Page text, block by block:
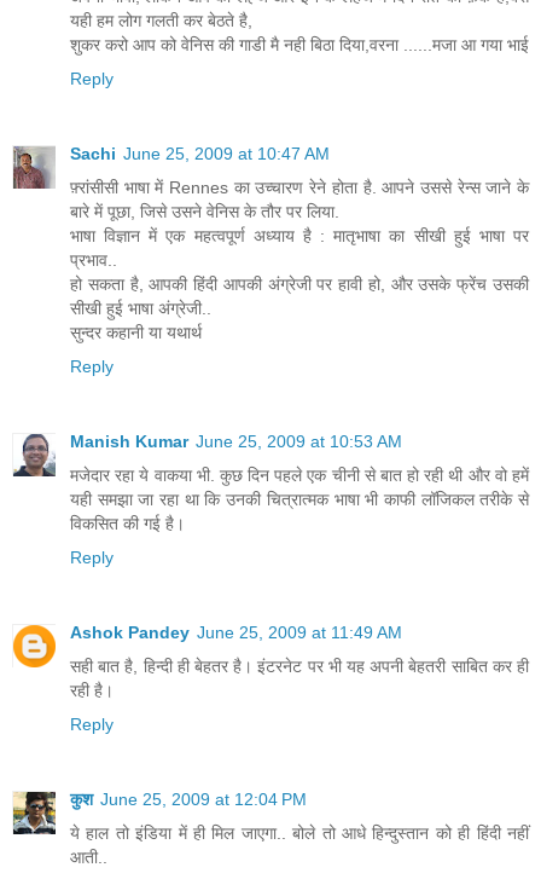
यही हम लोग गलती कर बेठते है,
शुकर करो आप को वेनिस की गाडी मै नही बिठा दिया,वरना ......मजा आ गया भाई
Reply
Sachi June 25, 2009 at 10:47 AM
फ़्रांसीसी भाषा में Rennes का उच्चारण रेने होता है. आपने उससे रेन्स जाने के
बारे में पूछा, जिसे उसने वेनिस के तौर पर लिया.
भाषा विज्ञान में एक महत्वपूर्ण अध्याय है : मातृभाषा का सीखी हुई भाषा पर
प्रभाव..
हो सकता है, आपकी हिंदी आपकी अंग्रेजी पर हावी हो, और उसके फ्रेंच उसकी
सीखी हुई भाषा अंग्रेजी..
सुन्दर कहानी या यथार्थ
Reply
Manish Kumar June 25, 2009 at 10:53 AM
मजेदार रहा ये वाकया भी. कुछ दिन पहले एक चीनी से बात हो रही थी और वो हमें
यही समझा जा रहा था कि उनकी चित्रात्मक भाषा भी काफी लॉजिकल तरीके से
विकसित की गई है।
Reply
Ashok Pandey June 25, 2009 at 11:49 AM
सही बात है, हिन्‍दी ही बेहतर है। इंटरनेट पर भी यह अपनी बेहतरी सा‍बित कर ही
रही है।
Reply
कुश June 25, 2009 at 12:04 PM
ये हाल तो इंडिया में ही मिल जाएगा.. बोले तो आधे हिन्दुस्तान को ही हिंदी नहीं
आती..